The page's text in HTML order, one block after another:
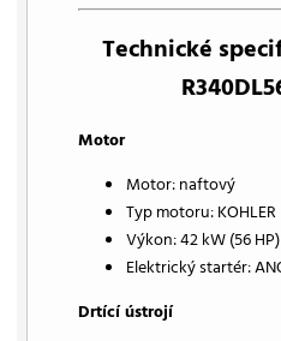
Technické
Motor
Motor: naftový
Typ motoru: KOHLER
Výkon: 42 kW (56 HP)
Elektrický startér:
Drtící ústrojí